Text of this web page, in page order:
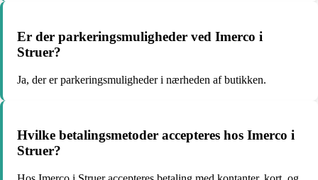
Er der parkeringsmuligheder ved Imerco i
Struer?
Ja, der er parkeringsmuligheder i nærheden af butikken.
Hvilke betalingsmetoder accepteres hos Imerco i
Struer?